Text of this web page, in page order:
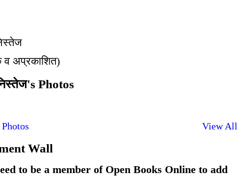
व अप्रकाशित)
Photos
View All
Wall
to be a member of Open Books Online to add